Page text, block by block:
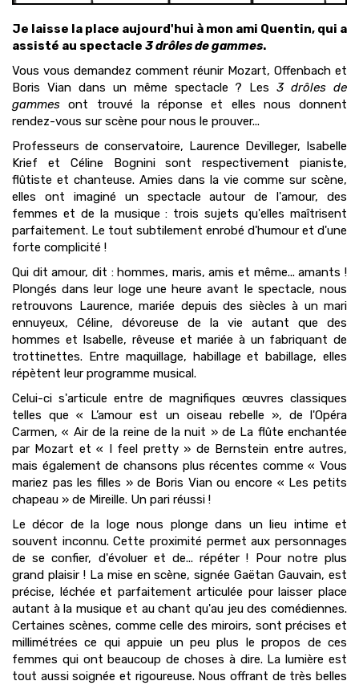
Je laisse la place aujourd'hui à mon ami Quentin, qui a
assisté au spectacle 3 drôles de gammes.
Vous vous demandez comment réunir Mozart, Offenbach et
Boris Vian dans un même spectacle ? Les3 drôles de
gammes ont trouvé la réponse et elles nous donnent
rendez-vous sur scène pour nous le prouver...
Professeurs de conservatoire, Laurence Devilleger, Isabelle
Krief et Céline Bognini sont respectivement pianiste,
flûtiste et chanteuse. Amies dans la vie comme sur scène,
elles ont imaginé un spectacle autour de l'amour, des
femmes et de la musique : trois sujets qu'elles maîtrisent
parfaitement. Le tout subtilement enrobé d'humour et d'une
forte complicité !
Qui dit amour, dit : hommes, maris, amis et même... amants !
Plongés dans leur loge une heure avant le spectacle, nous
retrouvons Laurence, mariée depuis des siècles à un mari
ennuyeux, Céline, dévoreuse de la vie autant que des
hommes et Isabelle, rêveuse et mariée à un fabriquant de
trottinettes. Entre maquillage, habillage et babillage, elles
répètent leur programme musical.
Celui-ci s'articule entre de magnifiques œuvres classiques
telles que « L’amour est un oiseau rebelle », de l'Opéra
Carmen, « Air de la reine de la nuit » de La flûte enchantée
par Mozart et « I feel pretty » de Bernstein entre autres,
mais également de chansons plus récentes comme « Vous
mariez pas les filles » de Boris Vian ou encore « Les petits
chapeau » de Mireille. Un pari réussi !
Le décor de la loge nous plonge dans un lieu intime et
souvent inconnu. Cette proximité permet aux personnages
de se confier, d'évoluer et de... répéter ! Pour notre plus
grand plaisir ! La mise en scène, signée Gaëtan Gauvain, est
précise, léchée et parfaitement articulée pour laisser place
autant à la musique et au chant qu'au jeu des comédiennes.
Certaines scènes, comme celle des miroirs, sont précises et
millimétrées ce qui appuie un peu plus le propos de ces
femmes qui ont beaucoup de choses à dire. La lumière est
tout aussi soignée et rigoureuse. Nous offrant de très belles